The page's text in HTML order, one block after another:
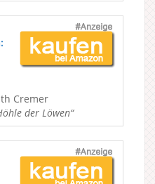
Cremer
der Löwen“